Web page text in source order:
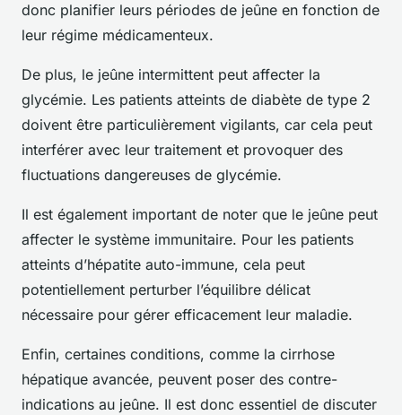
donc planifier leurs périodes de jeûne en fonction de
leur régime médicamenteux.
De plus, le jeûne intermittent peut affecter la
glycémie. Les patients atteints de diabète de type 2
doivent être particulièrement vigilants, car cela peut
interférer avec leur traitement et provoquer des
fluctuations dangereuses de glycémie.
Il est également important de noter que le jeûne peut
affecter le système immunitaire. Pour les patients
atteints d’hépatite auto-immune, cela peut
potentiellement perturber l’équilibre délicat
nécessaire pour gérer efficacement leur maladie.
Enfin, certaines conditions, comme la cirrhose
hépatique avancée, peuvent poser des contre-
indications au jeûne. Il est donc essentiel de discuter